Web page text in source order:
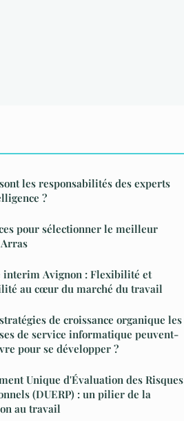
les responsabilités des experts
?
pour sélectionner le meilleur
interim Avignon : Flexibilité et
au cœur du marché du travail
de croissance organique les
de service informatique peuvent-
pour se développer ?
Unique d'Évaluation des Risques
(DUERP) : un pilier de la
au travail